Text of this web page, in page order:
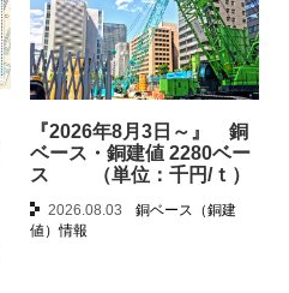
『2026年8月3日～』 銅
ベース・銅建値 2280ベー
ス （単位：千円/ｔ）
2026.08.03
銅ベース（銅建
値）情報